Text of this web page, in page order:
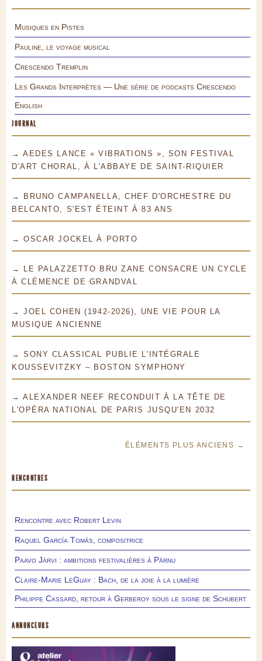
Musiques en Pistes
Pauline, le voyage musical
Crescendo Tremplin
Les Grands Interprètes — Une série de podcasts Crescendo
English
JOURNAL
→ AEDES LANCE « VIBRATIONS », SON FESTIVAL
D'ART CHORAL, À L'ABBAYE DE SAINT-RIQUIER
→ BRUNO CAMPANELLA, CHEF D'ORCHESTRE DU
BELCANTO, S'EST ÉTEINT À 83 ANS
→ OSCAR JOCKEL À PORTO
→ LE PALAZZETTO BRU ZANE CONSACRE UN CYCLE
À CLÉMENCE DE GRANDVAL
→ JOEL COHEN (1942-2026), UNE VIE POUR LA
MUSIQUE ANCIENNE
→ SONY CLASSICAL PUBLIE L'INTÉGRALE
KOUSSEVITZKY – BOSTON SYMPHONY
→ ALEXANDER NEEF RECONDUIT À LA TÊTE DE
L'OPÉRA NATIONAL DE PARIS JUSQU'EN 2032
ÉLÉMENTS PLUS ANCIENS →
RENCONTRES
Rencontre avec Robert Levin
Raquel García Tomás, compositrice
Paavo Järvi : ambitions festivalières à Pärnu
Claire-Marie LeGuay : Bach, de la joie à la lumière
Philippe Cassard, retour à Gerberoy sous le signe de Schubert
ANNONCEURS